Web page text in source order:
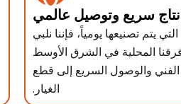
سريع وتوصيل عالمي
التي يتم تصنيعها يومياً، فإننا نلبي
فرقنا المحلية في الشرق الأوسط
والوصول السريع إلى قطع
الغيار.